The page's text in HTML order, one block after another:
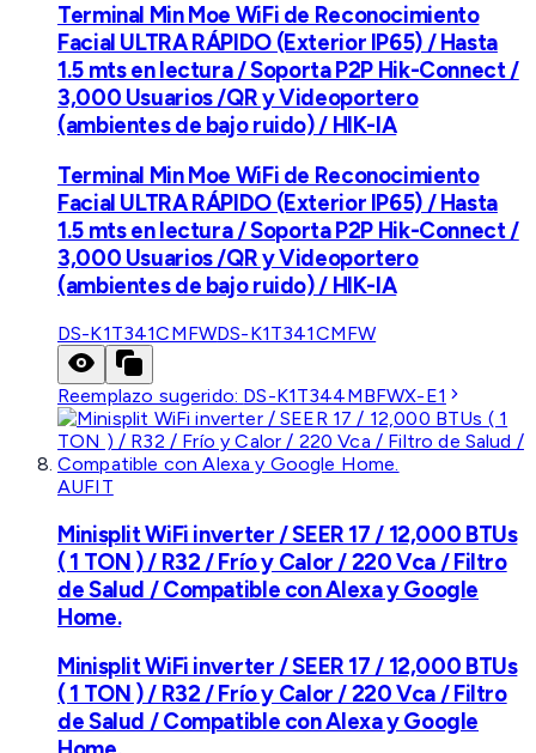
Terminal Min Moe WiFi de Reconocimiento
Facial ULTRA RÁPIDO (Exterior IP65) / Hasta
1.5 mts en lectura / Soporta P2P Hik-Connect /
3,000 Usuarios /QR y Videoportero
(ambientes de bajo ruido) / HIK-IA
Terminal Min Moe WiFi de Reconocimiento
Facial ULTRA RÁPIDO (Exterior IP65) / Hasta
1.5 mts en lectura / Soporta P2P Hik-Connect /
3,000 Usuarios /QR y Videoportero
(ambientes de bajo ruido) / HIK-IA
DS-K1T341CMFWDS-K1T341CMFW
Reemplazo sugerido: DS-K1T344MBFWX-E1
AUFIT
Minisplit WiFi inverter / SEER 17 / 12,000 BTUs
( 1 TON ) / R32 / Frío y Calor / 220 Vca / Filtro
de Salud / Compatible con Alexa y Google
Home.
Minisplit WiFi inverter / SEER 17 / 12,000 BTUs
( 1 TON ) / R32 / Frío y Calor / 220 Vca / Filtro
de Salud / Compatible con Alexa y Google